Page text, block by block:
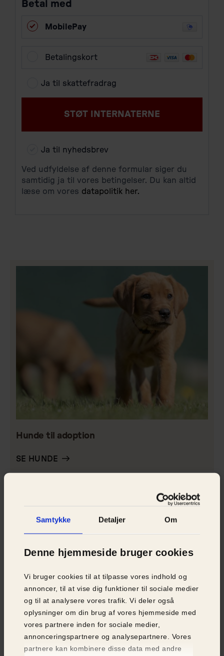
Samtykke Detaljer Om
Denne hjemmeside bruger cookies
Vi bruger cookies til at tilpasse vores indhold og
annoncer, til at vise dig funktioner til sociale medier
og til at analysere vores trafik. Vi deler også
oplysninger om din brug af vores hjemmeside med
vores partnere inden for sociale medier,
annonceringspartnere og analysepartnere. Vores
partnere kan kombinere disse data med andre
Hunde til adoption
SE HUNDE